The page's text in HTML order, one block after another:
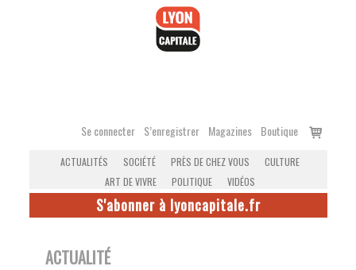
Se connecter S’enregistrer Magazines Boutique
Voir
ACTUALITÉS SOCIÉTÉ PRÈS DE CHEZ VOUS
CULTURE
ART DE VIVRE
POLITIQUE VIDÉOS
S'abonner à lyoncapitale.fr
ACTUALITÉ